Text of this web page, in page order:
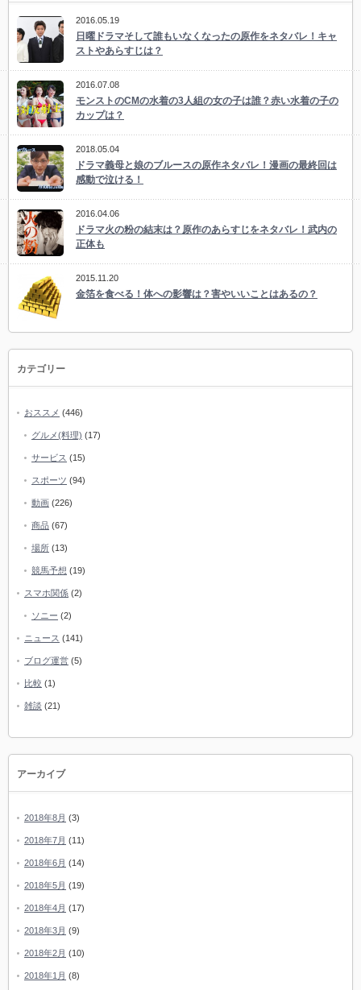
2016.05.19
日曜ドラマそして誰もいなくなったの原作をネタバレ！キャ
ストやあらすじは？
2016.07.08
モンストのCMの水着の3人組の女の子は誰？赤い水着の子の
カップは？
2018.05.04
ドラマ義母と娘のブルースの原作ネタバレ！漫画の最終回は
感動で泣ける！
2016.04.06
ドラマ火の粉の結末は？原作のあらすじをネタバレ！武内の
正体も
2015.11.20
金箔を食べる！体への影響は？害やいいことはあるの？
カテゴリー
おススメ (446)
グルメ(料理) (17)
サービス (15)
スポーツ (94)
動画 (226)
商品 (67)
場所 (13)
競馬予想 (19)
スマホ関係 (2)
ソニー (2)
ニュース (141)
ブログ運営 (5)
比較 (1)
雑談 (21)
アーカイブ
2018年8月 (3)
2018年7月 (11)
2018年6月 (14)
2018年5月 (19)
2018年4月 (17)
2018年3月 (9)
2018年2月 (10)
2018年1月 (8)